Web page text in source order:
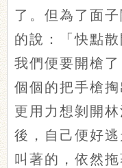
了。但為了面
的說：「快點
我們便要開槍
個個的把手槍
更用力想剝開
後，自己便好
叫著的，依然